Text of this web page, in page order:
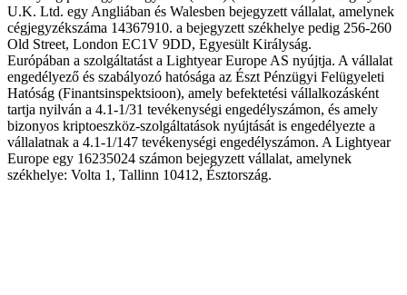
U.K. Ltd. egy Angliában és Walesben bejegyzett vállalat, amelynek
cégjegyzékszáma 14367910. a bejegyzett székhelye pedig 256-260
Old Street, London EC1V 9DD, Egyesült Királyság.
Európában a szolgáltatást a Lightyear Europe AS nyújtja. A vállalat
engedélyező és szabályozó hatósága az Észt Pénzügyi Felügyeleti
Hatóság (Finantsinspektsioon), amely befektetési vállalkozásként
tartja nyilván a 4.1-1/31 tevékenységi engedélyszámon, és amely
bizonyos kriptoeszköz-szolgáltatások nyújtását is engedélyezte a
vállalatnak a 4.1-1/147 tevékenységi engedélyszámon. A Lightyear
Europe egy 16235024 számon bejegyzett vállalat, amelynek
székhelye: Volta 1, Tallinn 10412, Észtország.